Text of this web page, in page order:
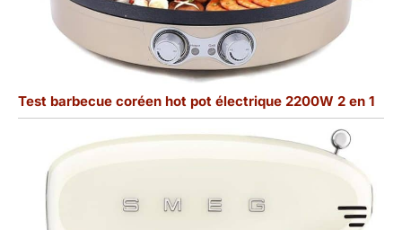
Test barbecue coréen hot pot électrique 2200W 2 en 1